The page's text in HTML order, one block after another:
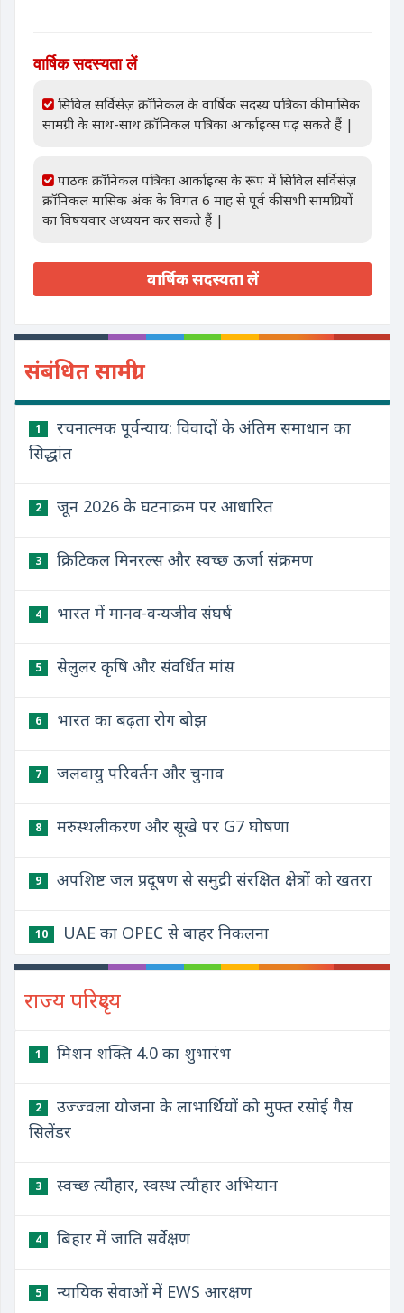
वार्षिक सदस्यता लें
सिविल सर्विसेज़ क्रॉनिकल के वार्षिक सदस्य पत्रिका की मासिक
सामग्री के साथ-साथ क्रॉनिकल पत्रिका आर्काइव्स पढ़ सकते हैं |
पाठक क्रॉनिकल पत्रिका आर्काइव्स के रूप में सिविल सर्विसेज़
क्रॉनिकल मासिक अंक के विगत 6 माह से पूर्व की सभी सामग्रियों
का विषयवार अध्ययन कर सकते हैं |
वार्षिक सदस्यता लें
संबंधित सामग्री
1
रचनात्मक पूर्वन्याय: विवादों के अंतिम समाधान का
सिद्धांत
2 जून 2026 के घटनाक्रम पर आधारित
3 क्रिटिकल मिनरल्स और स्वच्छ ऊर्जा संक्रमण
4 भारत में मानव-वन्यजीव संघर्ष
5 सेलुलर कृषि और संवर्धित मांस
6 भारत का बढ़ता रोग बोझ
7 जलवायु परिवर्तन और चुनाव
8 मरुस्थलीकरण और सूखे पर G7 घोषणा
9 अपशिष्ट जल प्रदूषण से समुद्री संरक्षित क्षेत्रों को खतरा
10 UAE का OPEC से बाहर निकलना
राज्य परिदृश्य
1 मिशन शक्ति 4.0 का शुभारंभ
2
उज्ज्वला योजना के लाभार्थियों को मुफ्त रसोई गैस
सिलेंडर
3 स्वच्छ त्यौहार, स्वस्थ त्यौहार अभियान
4 बिहार में जाति सर्वेक्षण
5 न्यायिक सेवाओं में EWS आरक्षण